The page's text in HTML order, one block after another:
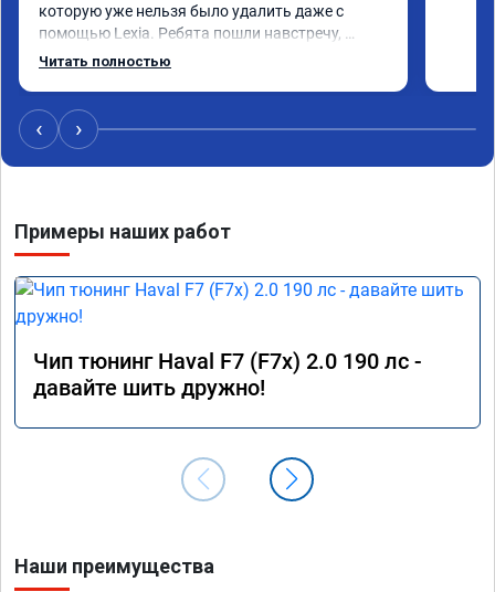
которую уже нельзя было удалить даже с
помощью Lexia. Ребята пошли навстречу,
оперативно приняли и за час отшили как
Читать полностью
‹ ›
Примеры наших работ
Чип тюнинг Haval F7 (F7x) 2.0 190 лс -
давайте шить дружно!
Наши преимущества